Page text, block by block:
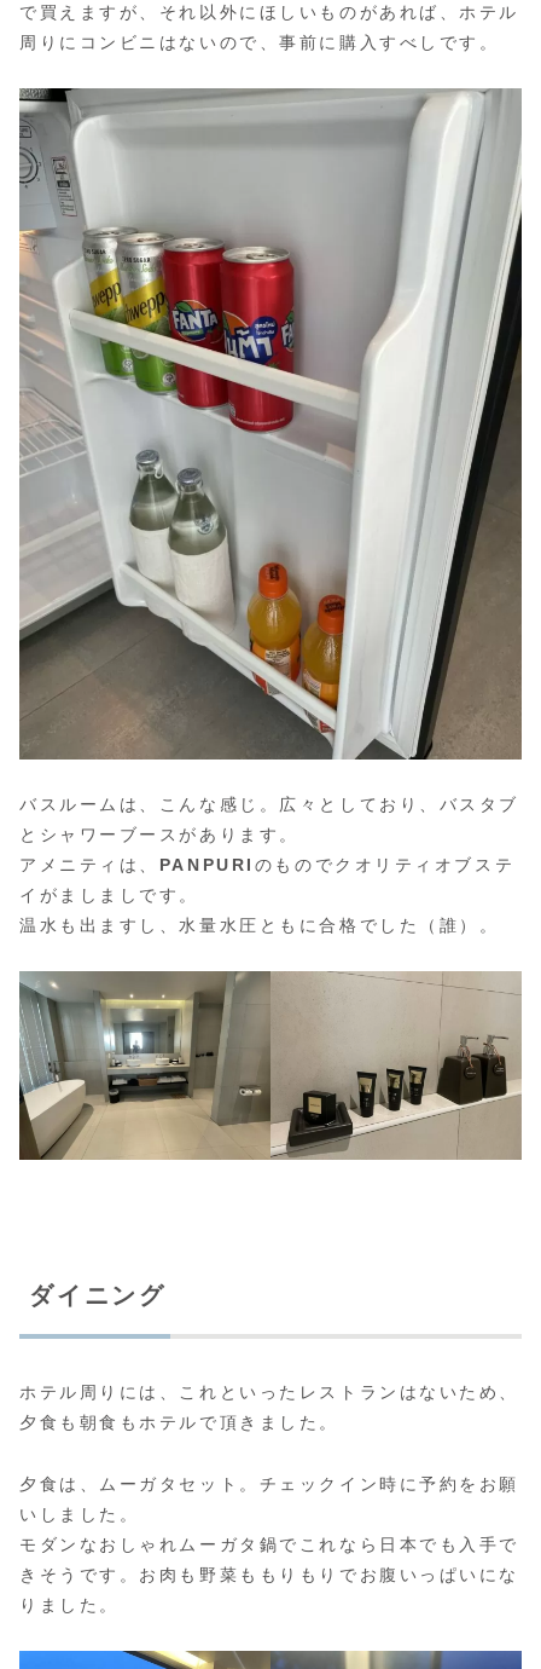
で買えますが、それ以外にほしいものがあれば、ホテル
周りにコンビニはないので、事前に購入すべしです。
バスルームは、こんな感じ。広々としており、バスタブ
とシャワーブースがあります。
アメニティは、 PANPURI のものでクオリティオブステ
イがましましです。
温水も出ますし、水量水圧ともに合格でした（誰）。
ダイニング
ホテル周りには、これといったレストランはないため、
夕食も朝食もホテルで頂きました。
夕食は、ムーガタセット。チェックイン時に予約をお願
いしました。
モダンなおしゃれムーガタ鍋でこれなら日本でも入手で
きそうです。お肉も野菜ももりもりでお腹いっぱいにな
りました。